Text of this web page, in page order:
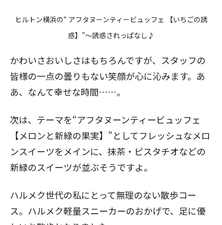
ヒルトン横浜の“ アフタヌーンティービュッフェ 【いちごの誘
惑】”～誘惑されっぱなし♪
かわいさおいしさはもちろんですが、スタッフの
皆様の一点の曇りもない笑顔が心に沁みます。あ
あ、なんて幸せな時間……。
次は、テーマを“アフタヌーンティービュッフェ
【メロンと新緑の果実】”としてフレッシュなメロ
ンスイーツをメインに、抹茶・ピスタチオなどの
新緑のスイーツが並ぶそうですよ。
ハルメク世代の私にとって無理のない散歩コー
ス。ハルメク軽量スニーカーのおかげで、足に優